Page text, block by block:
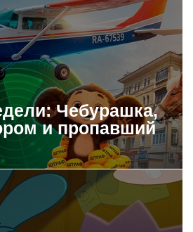
Чебурашка,
и пропавший